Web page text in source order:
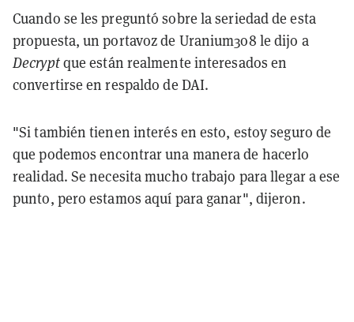
Cuando se les preguntó sobre la seriedad de esta
propuesta, un portavoz de Uranium3o8 le dijo a
Decryptque están realmente interesados en
convertirse en respaldo de DAI.
"Si también tienen interés en esto, estoy seguro de
que podemos encontrar una manera de hacerlo
realidad. Se necesita mucho trabajo para llegar a ese
punto, pero estamos aquí para ganar", dijeron.